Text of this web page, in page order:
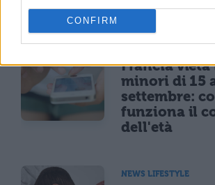
CONFIRM
TI POTREBBE
NEWS LIFESTYLE
Francia
minori di 15
settembre:
funziona il
dell'età
NEWS LIFESTYLE